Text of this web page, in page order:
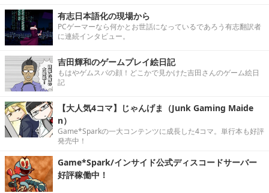
有志日本語化の現場から
PCゲーマーなら何かとお世話になっているであろう有志翻訳者
に連続インタビュー。
吉田輝和のゲームプレイ絵日記
もはやゲムスパの顔！どこかで見かけた吉田さんのゲーム絵日
記
【大人気4コマ】じゃんげま（Junk Gaming Maide
n）
Game*Sparkの一大コンテンツに成長した4コマ。単行本も好評
発売中！
Game*Spark/インサイド公式ディスコードサーバー
好評稼働中！